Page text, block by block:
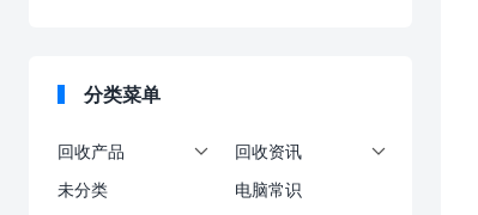
分类菜单
回收产品  回收资讯 
未分类 电脑常识